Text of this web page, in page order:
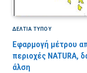
ΔΕΛΤΙΑ ΤΥΠΟΥ
Εφαρμογή μέτρου
περιοχές NATURA,
άλση